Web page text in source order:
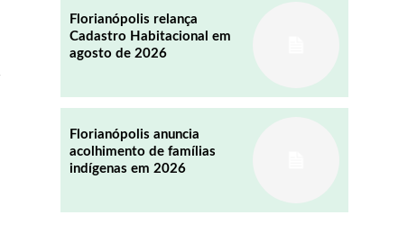
Florianópolis relança
Cadastro Habitacional em
agosto de 2026
Florianópolis anuncia
acolhimento de famílias
indígenas em 2026